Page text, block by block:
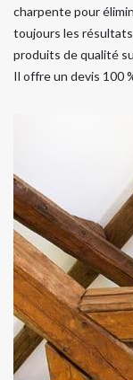
charpente pour
toujours les
produits de qualité
Il offre un devis 100